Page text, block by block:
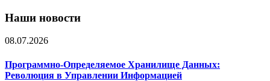
Наши новости
08.07.2026
Программно-Определяемое Хранилище Данных:
Революция в Управлении Информацией